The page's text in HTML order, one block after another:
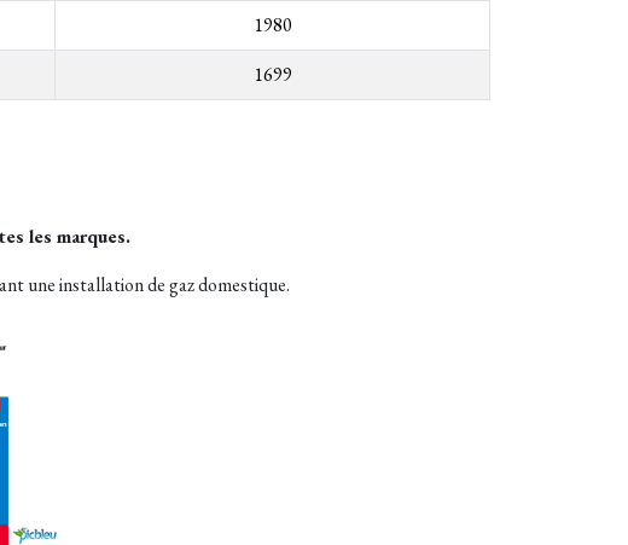
1980
1699
les marques.
une installation de gaz domestique.